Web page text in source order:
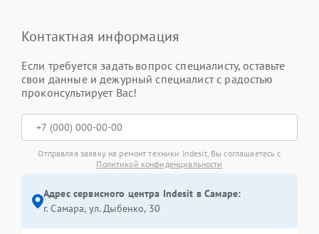
Контактная информация
Если требуется задать вопрос специалисту, оставьте
свои данные и дежурный специалист с радостью
проконсультирует Вас!
Отправляя заявку на ремонт техники Indesit, Вы соглашаетесь с
Политикой конфиденциальности
Адрес сервисного центра Indesit в Самаре:
г. Самара, ул. Дыбенко, 30